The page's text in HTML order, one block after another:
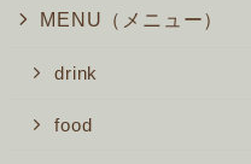
MENU（メニュー）
drink
food